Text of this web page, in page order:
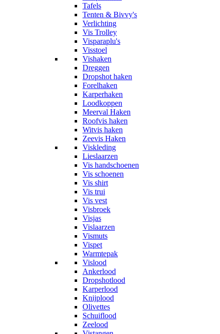
Tafels
Tenten & Bivvy's
Verlichting
Vis Trolley
Visparaplu's
Visstoel
Vishaken
Dreggen
Dropshot haken
Forelhaken
Karperhaken
Loodkoppen
Meerval Haken
Roofvis haken
Witvis haken
Zeevis Haken
Viskleding
Lieslaarzen
Vis handschoenen
Vis schoenen
Vis shirt
Vis trui
Vis vest
Visbroek
Visjas
Vislaarzen
Vismuts
Vispet
Warmtepak
Vislood
Ankerlood
Dropshotlood
Karperlood
Knijplood
Olivettes
Schuiflood
Zeelood